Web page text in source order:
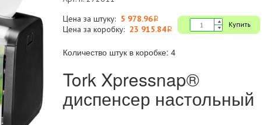
Цена за штуку: 5 978.96i
Цена за коробку: 23 915.84i
Купить
Количество штук в коробке: 4
Tork Xpressnap®
диспенсер настольный